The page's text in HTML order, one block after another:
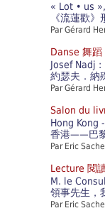
« Lot • us
《流蓮歡
Par Gérard
Danse 舞蹈
Josef Nadj
約瑟夫．納
Par Gérard
Salon du
Hong Kong
香港——巴
Par Eric
Lecture 閱
M. le
領事先生，
Par Eric